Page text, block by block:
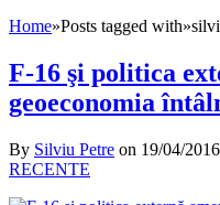
Home»Posts tagged with»
F-16 şi politica
geoeconomia
By Silviu Petre on 19/04/2016
RECENTE